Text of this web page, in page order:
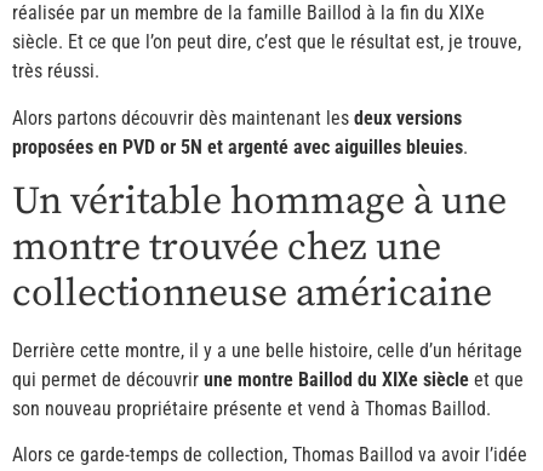
réalisée par un membre de la famille Baillod à la fin du XIXe
siècle. Et ce que l’on peut dire, c’est que le résultat est, je trouve,
très réussi.
Alors partons découvrir dès maintenant les deux versions
proposées en PVD or 5N et argenté avec aiguilles bleuies.
Un véritable hommage à une
montre trouvée chez une
collectionneuse américaine
Derrière cette montre, il y a une belle histoire, celle d’un héritage
qui permet de découvrir une montre Baillod du XIXe siècle et que
son nouveau propriétaire présente et vend à Thomas Baillod.
Alors ce garde-temps de collection, Thomas Baillod va avoir l’idée